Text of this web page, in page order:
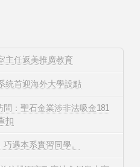
主任返美推廣教育
統首迎海外大學設點
：聖石金業涉非法吸金181
扣
遇本系實習同學。